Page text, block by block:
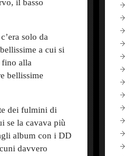
il basso
solo da
a cui si
fino alla
bellissime
dei fulmini di
se la cavava più
album con i DD
davvero